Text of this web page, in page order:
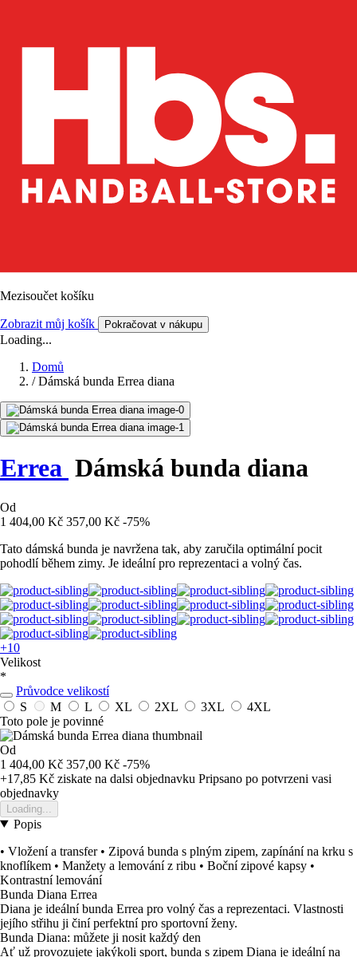
Mezisoučet košíku
Zobrazit můj košík Pokračovat v nákupu
Loading...
Domů
/ Dámská bunda Errea diana
Errea Dámská bunda diana
Od
1 404,00 Kč 357,00 Kč -75%
Tato dámská bunda je navržena tak, aby zaručila optimální pocit
pohodlí během zimy. Je ideální pro reprezentaci a volný čas.
+10
Velikost
*
Průvodce velikostí
S
M L XL 2XL 3XL
4XL
Toto pole je povinné
Od
1 404,00 Kč 357,00 Kč -75%
+17,85 Kč ziskate na dalsi objednavku Pripsano po potvrzeni vasi
objednavky
Loading...
Popis
• Vložení a transfer • Zipová bunda s plným zipem, zapínání na krku s
knoflíkem • Manžety a lemování z ribu • Boční zipové kapsy •
Kontrastní lemování
Bunda Diana Errea
Diana je ideální bunda Errea pro volný čas a reprezentaci. Vlastnosti
jejího střihu ji činí perfektní pro sportovní ženy.
Bunda Diana: můžete ji nosit každý den
Ať už provozujete jakýkoli sport, bunda s zipem Diana je ideální na